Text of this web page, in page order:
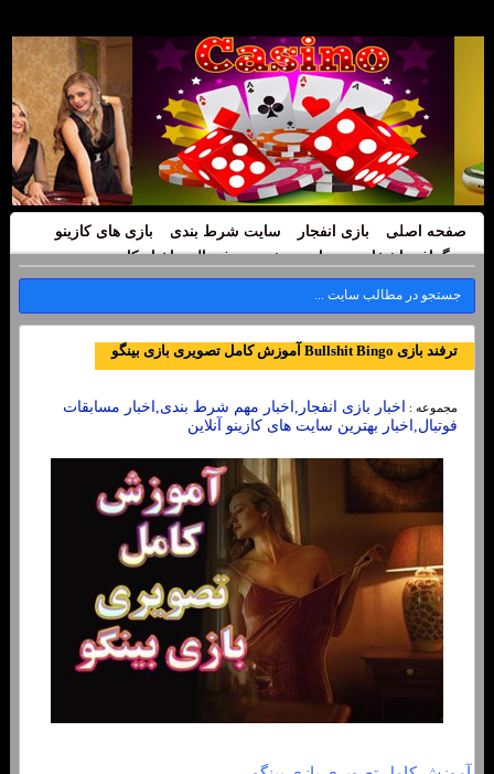
صفحه اصلی بازی انفجار سایت شرط بندی
بازی های کازینو
بیوگرافی اشخاص
سایت پیش بینی فوتبال اخبار کازینو
ترفند بازی Bullshit Bingo آموزش کامل تصویری بازی بینگو
مجموعه :
اخبار بازی انفجار,اخبار مهم شرط بندی,اخبار مسابقات
فوتبال,اخبار بهترین سایت های کازینو آنلاین